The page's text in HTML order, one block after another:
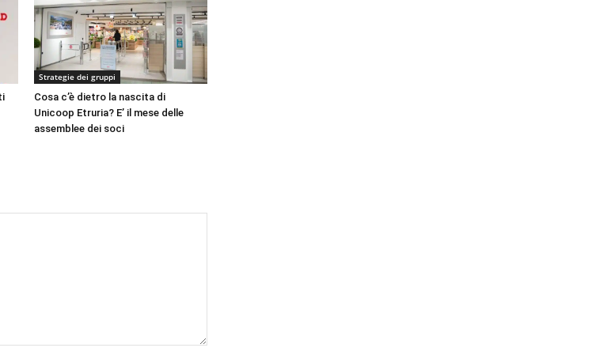
Strategie dei gruppi
Cosa c’è dietro la nascita di
Unicoop Etruria? E’ il mese delle
assemblee dei soci